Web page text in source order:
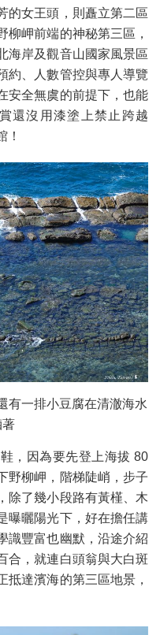
的女王頭，則矗立第二區
柳岬前端的神秘第三區，
海岸及觀音山國家風景區
約、人數管控與專人導覽
安全無虞的前提下，也能
還沒用漆塗上禁止跨越
！
有一排小豆腐在清澈海水
著
，因為要先登上海拔 80
野柳岬，階梯陡峭，步子
除了幾小段路有黃槿、木
曝曬陽光下，好在擔任講
識豐富也幽默，沿途介紹
合，就連白頭翁與大白斑
抵達濱海的第三區地景，